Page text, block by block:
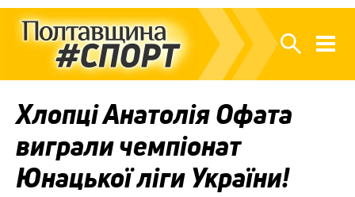
Хлопці Анатолія Офата
виграли чемпіонат
Юнацької ліги України!